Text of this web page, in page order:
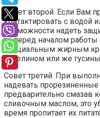
Совет второй. Если Вам
контактировать с водой
возможности надеть
то перед началом
специальным жирным
вазелином или же
Совет третий. При
надевать
предварительно смазав
сливочным маслом, это
время пропитает их